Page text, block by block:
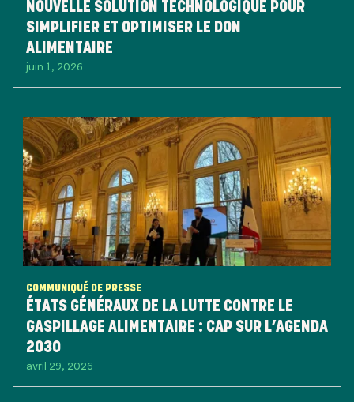
NOUVELLE SOLUTION TECHNOLOGIQUE POUR
SIMPLIFIER ET OPTIMISER LE DON
ALIMENTAIRE
juin 1, 2026
COMMUNIQUÉ DE PRESSE
ÉTATS GÉNÉRAUX DE LA LUTTE CONTRE LE
GASPILLAGE ALIMENTAIRE : CAP SUR L’AGENDA
2030
avril 29, 2026